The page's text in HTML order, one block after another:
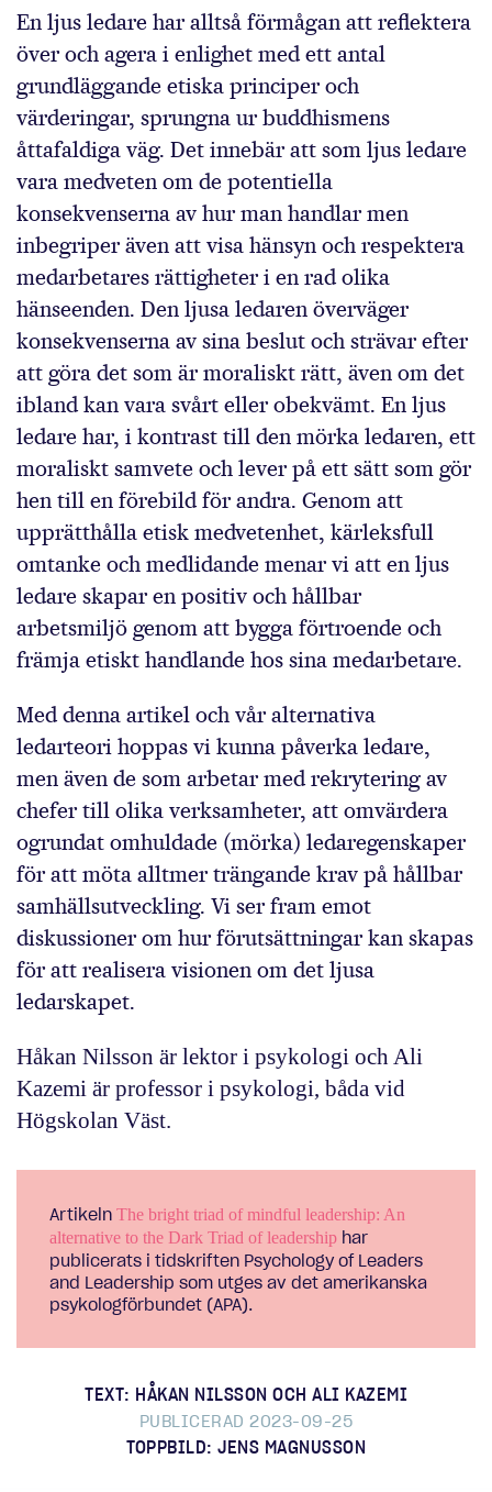
En ljus ledare har alltså förmågan att reflektera
över och agera i enlighet med ett antal
grundläggande etiska principer och
värderingar, sprungna ur buddhismens
åttafaldiga väg. Det innebär att som ljus ledare
vara medveten om de potentiella
konsekvenserna av hur man handlar men
inbegriper även att visa hänsyn och respektera
medarbetares rättigheter i en rad olika
hänseenden. Den ljusa ledaren överväger
konsekvenserna av sina beslut och strävar efter
att göra det som är moraliskt rätt, även om det
ibland kan vara svårt eller obekvämt. En ljus
ledare har, i kontrast till den mörka ledaren, ett
moraliskt samvete och lever på ett sätt som gör
hen till en förebild för andra. Genom att
upprätthålla etisk medvetenhet, kärleksfull
omtanke och medlidande menar vi att en ljus
ledare skapar en positiv och hållbar
arbetsmiljö genom att bygga förtroende och
främja etiskt handlande hos sina medarbetare.
Med denna artikel och vår alternativa
ledarteori hoppas vi kunna påverka ledare,
men även de som arbetar med rekrytering av
chefer till olika verksamheter, att omvärdera
ogrundat omhuldade (mörka) ledaregenskaper
för att möta alltmer trängande krav på hållbar
samhällsutveckling. Vi ser fram emot
diskussioner om hur förutsättningar kan skapas
för att realisera visionen om det ljusa
ledarskapet.
Håkan Nilsson är lektor i psykologi och Ali
Kazemi är professor i psykologi, båda vid
Högskolan Väst.
Artikeln The bright triad of mindful leadership: An
alternative to the Dark Triad of leadership har
publicerats i tidskriften Psychology of Leaders
and Leadership som utges av det amerikanska
psykologförbundet (APA).
TEXT: HÅKAN NILSSON OCH ALI KAZEMI
PUBLICERAD 2023-09-25
TOPPBILD: JENS MAGNUSSON